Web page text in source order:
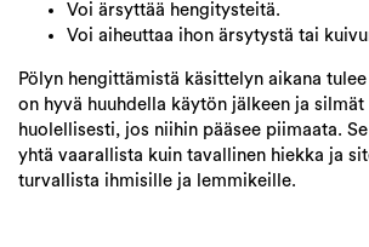
Voi ärsyttää hengitysteitä.
Voi aiheuttaa ihon ärsytystä tai
Pölyn hengittämistä käsittelyn aikana
on hyvä huuhdella käytön jälkeen ja silmät
huolellisesti, jos niihin pääsee piimaata.
yhtä vaarallista kuin tavallinen hiekka ja
turvallista ihmisille ja lemmikeille.